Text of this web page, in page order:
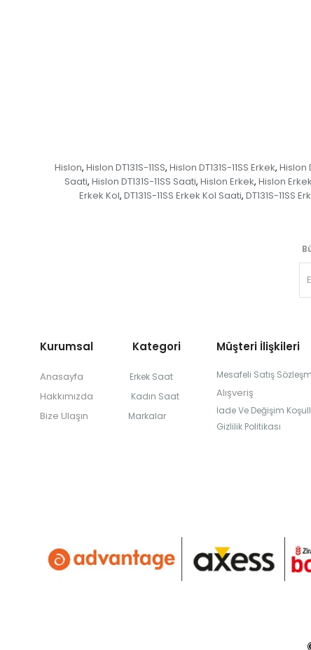
Hislon, Hislon DT131S-11SS, Hislon DT131S-11SS Erkek, Hislon
Saati, Hislon DT131S-11SS Saati, Hislon Erkek, Hislon
Erkek Kol, DT131S-11SS Erkek Kol Saati, DT131S-11SS
Kurumsal Kategori
Anasayfa Erkek Saat
Hakkımızda Kadın Saat
Bize Ulaşın Markalar
Müşteri İlişkileri
Mesafeli Satış
Alışveriş
İade Ve Değişim
Gizlilik Politikası